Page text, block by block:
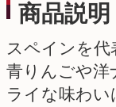
商品説明
スペインを
青りんごや洋
ライな味わ